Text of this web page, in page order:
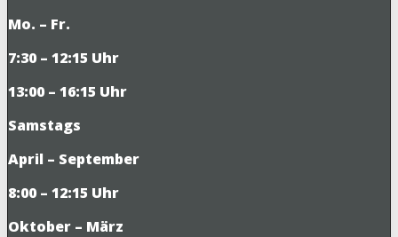
Mo. – Fr.
7:30 – 12:15 Uhr
13:00 – 16:15 Uhr
Samstags
April – September
8:00 – 12:15 Uhr
Oktober – März